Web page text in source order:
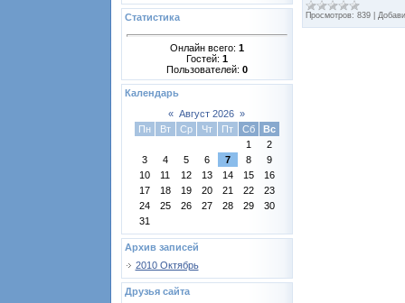
Статистика
Онлайн всего: 1
Гостей: 1
Пользователей: 0
Календарь
« Август 2026 »
Пн
Вт Ср Чт Пт Сб
Вс
1
2
3
4 5 6 7 8
9
10
11 12 13 14 15
16
17
18 19 20 21 22
23
24
25 26 27 28 29
30
31
Архив записей
2010 Октябрь
Друзья сайта
Просмотров: 839